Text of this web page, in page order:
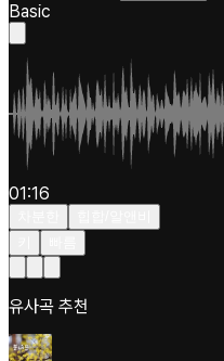
Basic
01:16
유사곡 추천